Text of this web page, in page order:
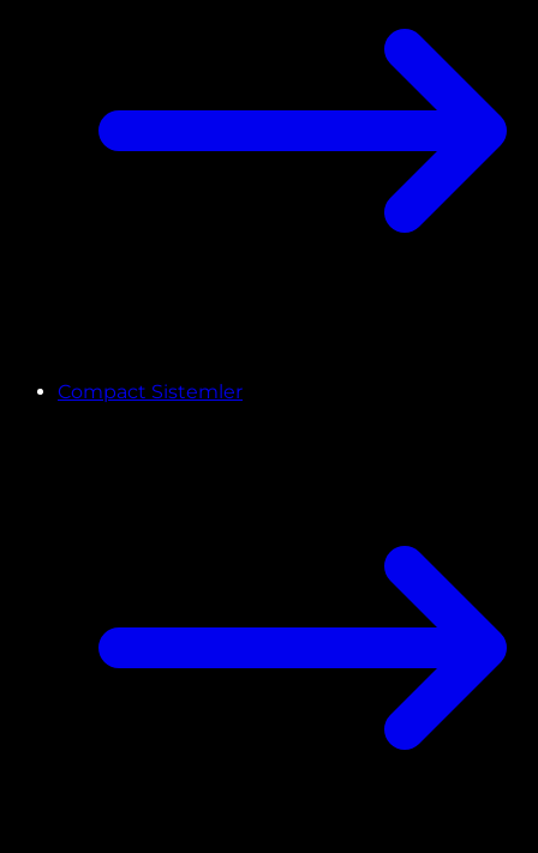
Compact Sistemler